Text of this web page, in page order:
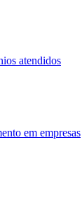
atendidos
em empresas